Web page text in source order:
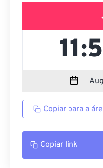
Copiar para a
Copiar link